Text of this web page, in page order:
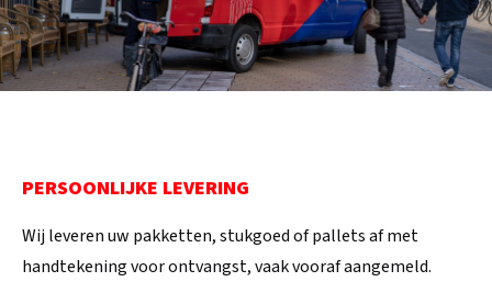
PERSOONLIJKE LEVERING
Wij leveren uw pakketten, stukgoed of pallets af met
handtekening voor ontvangst, vaak vooraf aangemeld.